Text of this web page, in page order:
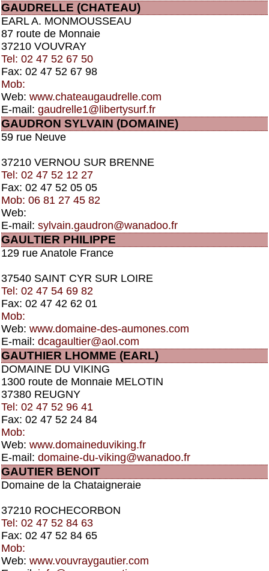
GAUDRELLE (CHATEAU)
EARL A. MONMOUSSEAU
87 route de Monnaie
37210 VOUVRAY
Tel: 02 47 52 67 50
Fax: 02 47 52 67 98
Mob:
Web: www.chateaugaudrelle.com
E-mail: gaudrelle1@libertysurf.fr
GAUDRON SYLVAIN (DOMAINE)
59 rue Neuve
37210 VERNOU SUR BRENNE
Tel: 02 47 52 12 27
Fax: 02 47 52 05 05
Mob: 06 81 27 45 82
Web:
E-mail: sylvain.gaudron@wanadoo.fr
GAULTIER PHILIPPE
129 rue Anatole France
37540 SAINT CYR SUR LOIRE
Tel: 02 47 54 69 82
Fax: 02 47 42 62 01
Mob:
Web: www.domaine-des-aumones.com
E-mail: dcagaultier@aol.com
GAUTHIER LHOMME (EARL)
DOMAINE DU VIKING
1300 route de Monnaie MELOTIN
37380 REUGNY
Tel: 02 47 52 96 41
Fax: 02 47 52 24 84
Mob:
Web: www.domaineduviking.fr
E-mail: domaine-du-viking@wanadoo.fr
GAUTIER BENOIT
Domaine de la Chataigneraie
37210 ROCHECORBON
Tel: 02 47 52 84 63
Fax: 02 47 52 84 65
Mob:
Web: www.vouvraygautier.com